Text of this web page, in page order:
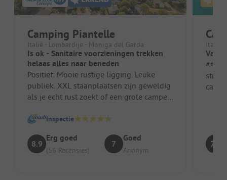
Camping Piantelle
Italië - Lombardije - Moniga del Garda
Is ok - Sanitaire voorzieningen trekken
helaas alles naar beneden
Positief: Mooie rustige ligging. Leuke
publiek. XXL staanplaatsen zijn geweldig
als je echt rust zoekt of een grote camper
Inspectie
8.9
Erg goed
(56 Recensies)
7
Goed
Anonym
Italië
#####
7.7